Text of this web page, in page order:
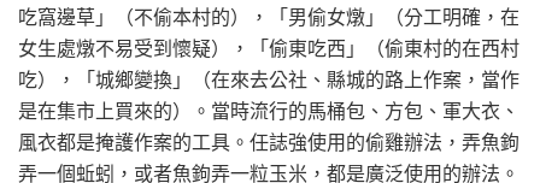
吃窩邊草」（不偷本村的），「男偷女燉」（分工明確，在
女生處燉不易受到懷疑），「偷東吃西」（偷東村的在西村
吃），「城鄉變換」（在來去公社、縣城的路上作案，當作
是在集市上買來的）。當時流行的馬桶包、方包、軍大衣、
風衣都是掩護作案的工具。任誌強使用的偷雞辦法，弄魚鉤
弄一個蚯蚓，或者魚鉤弄一粒玉米，都是廣泛使用的辦法。